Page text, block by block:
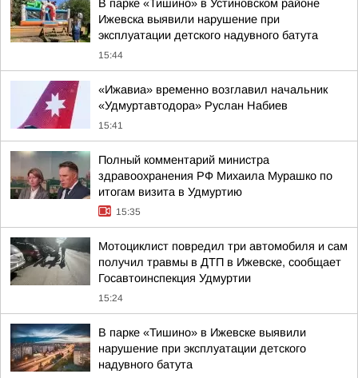
В парке «Тишино» в Устиновском районе
Ижевска выявили нарушение при
эксплуатации детского надувного батута
15:44
«Ижавиа» временно возглавил начальник
«Удмуртавтодора» Руслан Набиев
15:41
Полный комментарий министра
здравоохранения РФ Михаила Мурашко по
итогам визита в Удмуртию
15:35
Мотоциклист повредил три автомобиля и сам
получил травмы в ДТП в Ижевске, сообщает
Госавтоинспекция Удмуртии
15:24
В парке «Тишино» в Ижевске выявили
нарушение при эксплуатации детского
надувного батута